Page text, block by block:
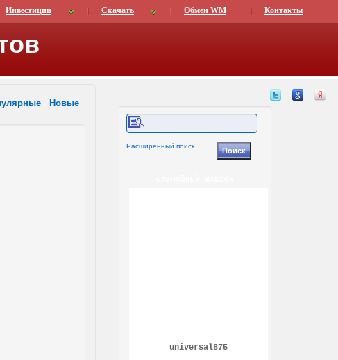
Инвестиции Скачать Обмен WM Контакты
Новые
Расширенный поиск
universal875